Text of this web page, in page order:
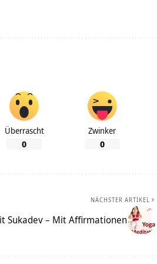
Überrascht
0
Zwinker
0
NÄCHSTER ARTIKEL
Sukadev – Mit Affirmationen